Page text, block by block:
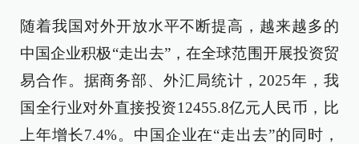
随着我国对外开放水平不断提高，越来越多的
中国企业积极“走出去”，在全球范围开展投资贸
易合作。据商务部、外汇局统计，2025年，我
国全行业对外直接投资12455.8亿元人民币，比
上年增长7.4%。中国企业在“走出去”的同时，